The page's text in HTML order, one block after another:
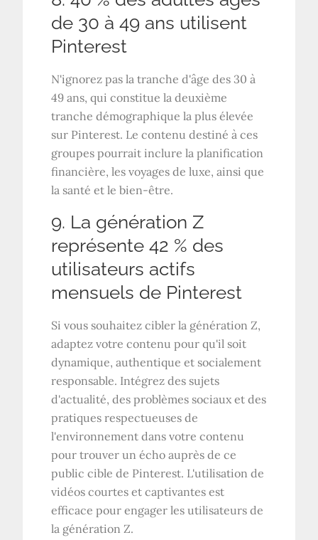
de 30 à 49 ans utilisent
Pinterest
N'ignorez pas la tranche d'âge des 30 à
49 ans, qui constitue la deuxième
tranche démographique la plus élevée
sur Pinterest. Le contenu destiné à ces
groupes pourrait inclure la planification
financière, les voyages de luxe, ainsi que
la santé et le bien-être.
9. La génération Z
représente 42 % des
utilisateurs actifs
mensuels de Pinterest
Si vous souhaitez cibler la génération Z,
adaptez votre contenu pour qu'il soit
dynamique, authentique et socialement
responsable. Intégrez des sujets
d'actualité, des problèmes sociaux et des
pratiques respectueuses de
l'environnement dans votre contenu
pour trouver un écho auprès de ce
public cible de Pinterest. L'utilisation de
vidéos courtes et captivantes est
efficace pour engager les utilisateurs de
la génération Z.